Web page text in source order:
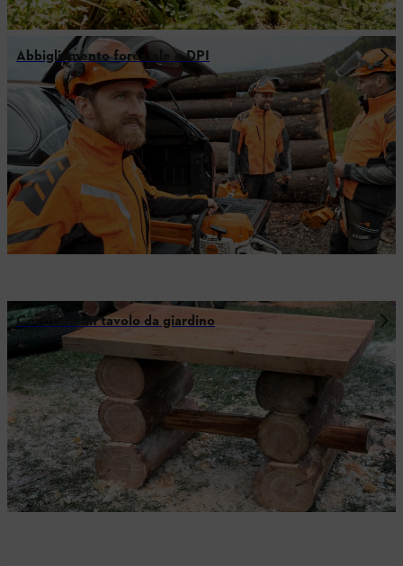
Abbigliamento forestale e DPI
Costruire un tavolo da giardino